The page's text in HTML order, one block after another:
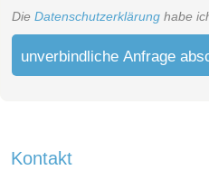
Die Datenschutzerklärung habe
unverbindliche Anfrage
Kontakt